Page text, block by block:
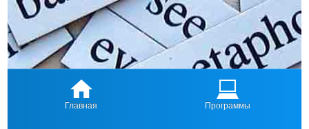
Главная Программы